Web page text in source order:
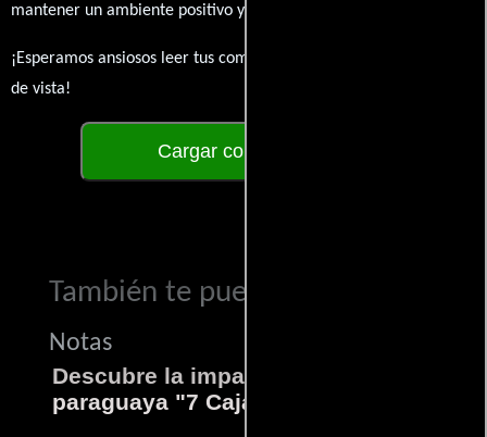
mantener un ambiente positivo y enriquecedor para todos.
¡Esperamos ansiosos leer tus comentarios y conocer tus puntos
de vista!
Cargar comentarios
También te puede interesar...
Notas
Descubre la impactante película
paraguaya "7 Cajas"